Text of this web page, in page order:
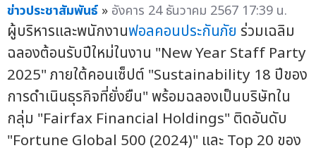
ข่าวประชาสัมพันธ์ » อังคาร 24 ธันวาคม 2567 17:39 น.
ผู้บริหารและพนักงานฟอลคอนประกันภัย ร่วมเฉลิม
ฉลองต้อนรับปีใหม่ในงาน "New Year Staff Party
2025" ภายใต้คอนเซ็ปต์ "Sustainability 18 ปีของ
การดำเนินธุรกิจที่ยั่งยืน" พร้อมฉลองเป็นบริษัทใน
กลุ่ม "Fairfax Financial Holdings" ติดอันดับ
"Fortune Global 500 (2024)" และ Top 20 ของ